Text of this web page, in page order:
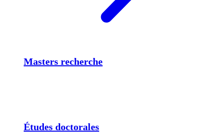
Masters recherche
Études doctorales